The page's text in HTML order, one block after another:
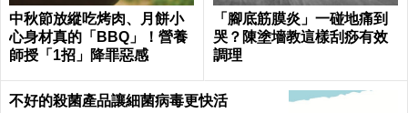
中秋節放縱吃烤肉、月餅小
心身材真的「BBQ」！營養
師授「1招」降罪惡感
「腳底筋膜炎」一碰地痛到
哭？陳塗墻教這樣刮痧有效
調理
不好的殺菌產品讓細菌病毒更快活